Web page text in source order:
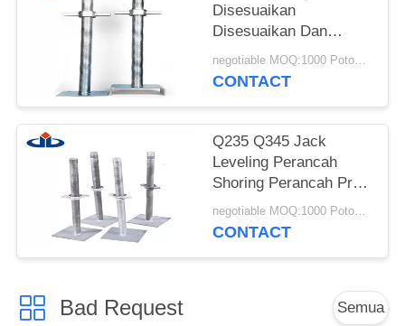
Disesuaikan
Disesuaikan Dan
Berongga, Perancah
Basis Jack Putar
negotiable MOQ:1000 Potongan
CONTACT
Q235 Q345 Jack
Leveling Perancah
Shoring Perancah Prop
Jack Panjang 1-4 M
negotiable MOQ:1000 Potongan
CONTACT
Bad Request Semua